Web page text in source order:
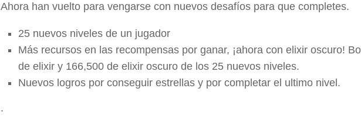
Ahora han vuelto para vengarse con nuevos desafíos para que completes.
25 nuevos niveles de un jugador
Más recursos en las recompensas por ganar, ¡ahora con elixir oscuro!
de elixir y 166,500 de elixir oscuro de los 25 nuevos niveles.
Nuevos logros por conseguir estrellas y por completar el ultimo nivel.
.